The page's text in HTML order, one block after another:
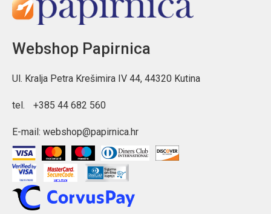
Webshop Papirnica
Ul. Kralja Petra Krešimira IV 44, 44320 Kutina
tel. +385 44 682 560
E-mail: webshop@papirnica.hr